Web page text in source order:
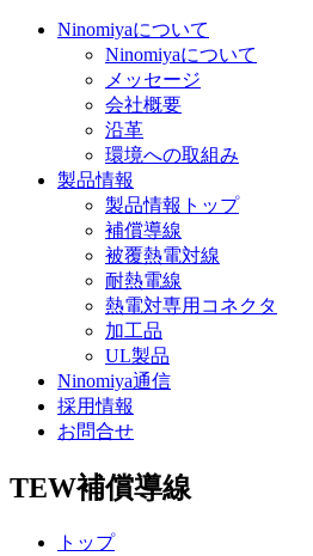
Ninomiyaについて
Ninomiyaについて
メッセージ
会社概要
沿革
環境への取組み
製品情報
製品情報トップ
補償導線
被覆熱電対線
耐熱電線
熱電対専用コネクタ
加工品
UL製品
Ninomiya通信
採用情報
お問合せ
TEW補償導線
トップ